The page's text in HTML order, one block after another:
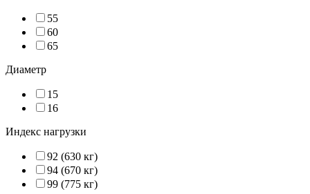
55
60
65
Диаметр
15
16
Индекс нагрузки
92 (630 кг)
94 (670 кг)
99 (775 кг)